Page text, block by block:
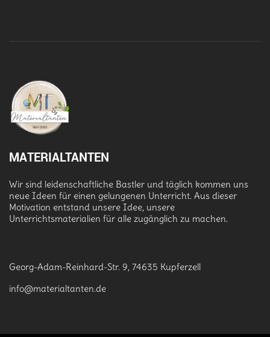
MATERIALTANTEN
Wir sind leidenschaftliche Bastler und täglich kommen uns
neue Ideen für einen gelungenen Unterricht. Aus dieser
Motivation entstand unsere Idee, unsere
Unterrichtsmaterialien für alle zugänglich zu machen.
Georg-Adam-Reinhard-Str. 9, 74635 Kupferzell
info@materialtanten.de